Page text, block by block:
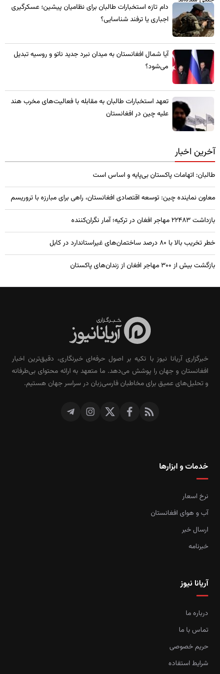
​دام تازه استخبارات طالبان برای نظامیان پیشین؛ عسکرگیری
اجباری یا ترفند شناسایی؟
​آیا شمال افغانستان به میدان نبرد جدید ناتو و روسیه تبدیل
می‌شود؟
تعهد استخبارات طالبان به مقابله با فعالیت‌های مخرب هند
علیه چین در افغانستان
آخرین اخبار
طالبان: اتهامات پاکستان بی‌پایه و اساس است
معاون نماینده چین: توسعه اقتصادی افغانستان، راهی برای مبارزه با تروریسم
بازداشت ۲۲۴۸۳ مهاجر افغان در ترکیه؛ آمار نگران‌کننده
خطر تخریب بالا با ۸۰ درصد ساختمان‌های غیراستاندارد در کابل
بازگشت بیش از ۳۰۰ مهاجر افغان از زندان‌های پاکستان
خبرگزاری آریانا نیوز با تکیه بر اصول حرفه‌ای خبرنگاری، دقیق‌ترین اخبار
افغانستان و جهان را پوشش می‌دهد. ما متعهد به ارائه محتوای بی‌طرفانه
و تحلیل‌های عمیق برای مخاطبان فارسی‌زبان در سراسر جهان هستیم.
خدمات و ابزارها
نرخ اسعار
آب و هوای افغانستان
ارسال خبر
خبرنامه
آریانا نیوز
درباره ما
تماس با ما
حریم خصوصی
شرایط استفاده